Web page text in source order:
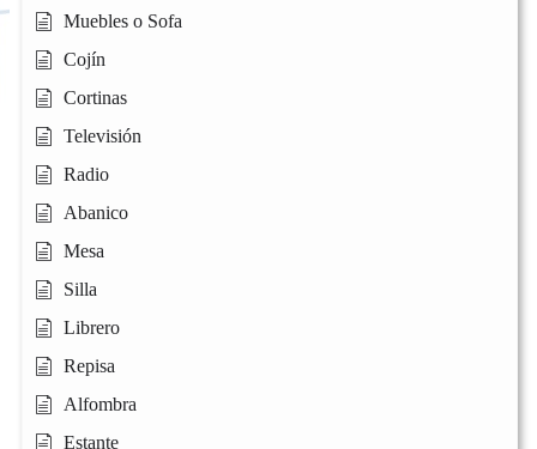
Muebles o Sofa
Cojín
Cortinas
Televisión
Radio
Abanico
Mesa
Silla
Librero
Repisa
Alfombra
Estante